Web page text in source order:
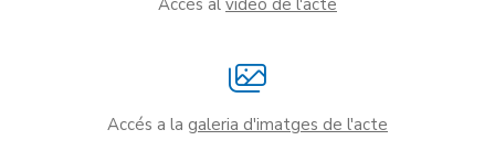
Accés al vídeo de l'acte
Accés a la galeria d'imatges de l'acte